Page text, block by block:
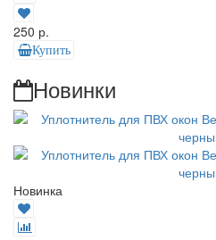
250 р.
Купить
Новинки
Новинка